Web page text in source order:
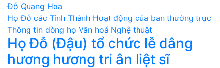
Đỗ Quang Hòa
Họ Đỗ các Tỉnh Thành Hoạt động của ban thường trực
Thông tin dòng họ Văn hoá Nghệ thuật
Họ Đỗ (Đậu) tổ chức lễ dâng
hương hương tri ân liệt sĩ